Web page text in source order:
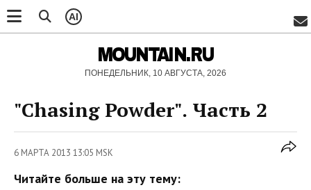
AI
MOUNTAIN.RU
ПОНЕДЕЛЬНИК, 10 АВГУСТА, 2026
"Chasing Powder". Часть 2
6 МАРТА 2013 13:05 MSK
Читайте больше на эту тему: